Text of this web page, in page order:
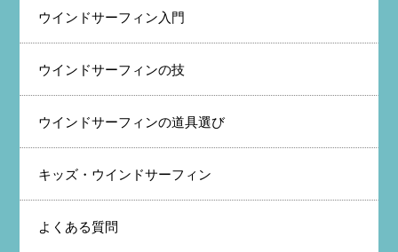
ウインドサーフィン入門
ウインドサーフィンの技
ウインドサーフィンの道具選び
キッズ・ウインドサーフィン
よくある質問